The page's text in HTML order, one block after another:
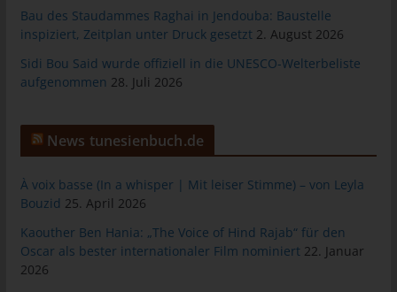
Bau des Staudammes Raghai in Jendouba: Baustelle
inspiziert, Zeitplan unter Druck gesetzt 2. August 2026
Sidi Bou Said wurde offiziell in die UNESCO-Welterbeliste
aufgenommen 28. Juli 2026
News tunesienbuch.de
À voix basse (In a whisper | Mit leiser Stimme) – von Leyla
Bouzid 25. April 2026
Kaouther Ben Hania: „The Voice of Hind Rajab“ für den
Oscar als bester internationaler Film nominiert 22. Januar
2026
ist eine eindeutige Kennung des Cookies. Sie besteht aus einer
Zeichenfolge, durch welche Internetseiten und Server dem
konkreten Internetbrowser zugeordnet werden können, in dem
das Cookie gespeichert wurde. Dies ermöglicht es den
die andere Cookies enthalten, zu unterscheiden. Ein bestimmter
Internetbrowser kann über die eindeutige Cookie-ID
wiedererkannt und identifiziert werden.
Durch den Einsatz von Cookies kann den Nutzern dieser
die Cookie-Setzung nicht möglich wären.
Mittels eines Cookies können die Informationen und Angebote